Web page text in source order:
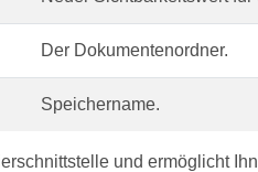
Der Dokumentenordner.
Speichername.
und ermöglicht